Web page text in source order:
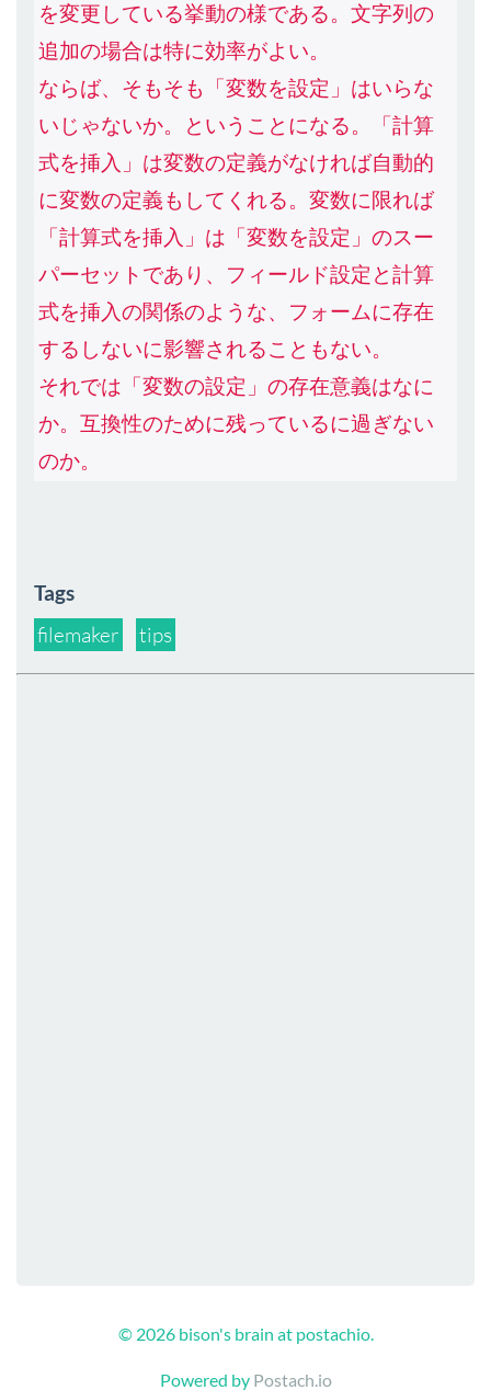
を変更している挙動の様である。文字列の
追加の場合は特に効率がよい。
ならば、そもそも「変数を設定」はいらな
いじゃないか。ということになる。「計算
式を挿入」は変数の定義がなければ自動的
に変数の定義もしてくれる。変数に限れば
「計算式を挿入」は「変数を設定」のスー
パーセットであり、フィールド設定と計算
式を挿入の関係のような、フォームに存在
するしないに影響されることもない。
それでは「変数の設定」の存在意義はなに
か。互換性のために残っているに過ぎない
のか。
Tags
filemaker tips
© 2026 bison's brain at postachio.
Powered by Postach.io